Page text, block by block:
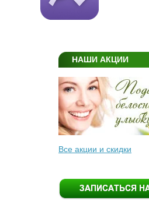
НАШИ АКЦИИ
Все акции и скидки